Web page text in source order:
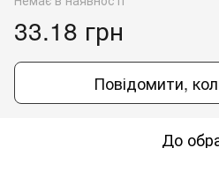
33.18 грн
Повідомити,
До